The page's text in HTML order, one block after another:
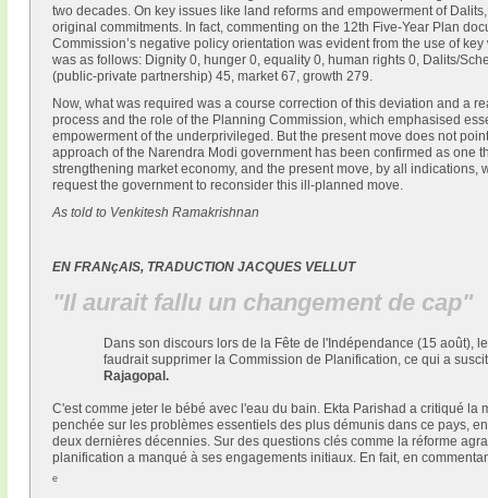
two decades. On key issues like land reforms and empowerment of
original commitments. In fact, commenting on the 12th Five-Year Plan
Commission’s negative policy orientation was evident from the use of
was as follows: Dignity 0, hunger 0, equality 0, human rights 0, Dalits/
(public-private partnership) 45, market 67, growth 279.
Now, what was required was a course correction of this deviation and a
process and the role of the Planning Commission, which emphasised
empowerment of the underprivileged. But the present move does not
approach of the Narendra Modi government has been confirmed as one
strengthening market economy, and the present move, by all indications,
request the government to reconsider this ill-planned move.
As told to Venkitesh Ramakrishnan
EN FRANçAIS, TRADUCTION JACQUES VELLUT
"Il aurait fallu un changement de cap"
Dans son discours lors de la Fête de l'Indépendance (15 août),
faudrait supprimer la Commission de Planification, ce qui a
Rajagopal.
C'est comme jeter le bébé avec l'eau du bain. Ekta Parishad a critiqué
penchée sur les problèmes essentiels des plus démunis dans ce pays,
deux dernières décennies. Sur des questions clés comme la réforme
planification a manqué à ses engagements initiaux. En fait, en
e